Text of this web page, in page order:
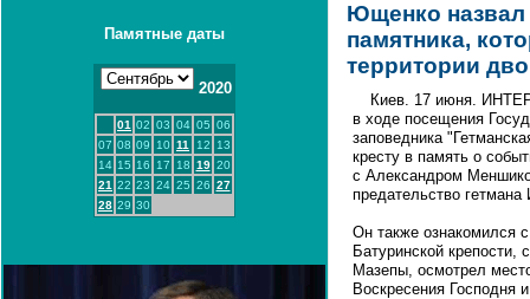
Памятные даты
2020
01 02 03 04 05 06
07 08 09 10 11 12
13
14 15 16 17 18 19 20
21 22 23 24 25 26 27
28 29 30
Ющенко назвал
памятника,
территории
Киев. 17 июня.
в ходе посещения
заповедника
кресту в память о
с Александром
предательство
Он также ознакомился
Батуринской крепости,
Мазепы, осмотрел
Воскресения Господня